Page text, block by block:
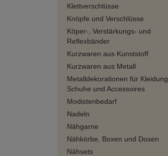
Klettverschlüsse
Knöpfe und Verschlüsse
Köper-, Verstärkungs- und
Reflexbänder
Kurzwaren aus Kunststoff
Kurzwaren aus Metall
Metalldekorationen für Kleidung,
Schuhe und Accessoires
Modistenbedarf
Nadeln
Nähgarne
Nähkörbe, Boxen und Dosen
Nähsets